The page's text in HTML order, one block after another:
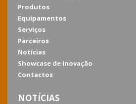
Produtos
Equipamentos
Serviços
Parceiros
Notícias
Showcase de Inovação
Contactos
NOTÍCIAS